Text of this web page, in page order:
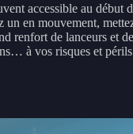
accessible au début
un en mouvement,
renfort de lanceurs et de
à vos risques et